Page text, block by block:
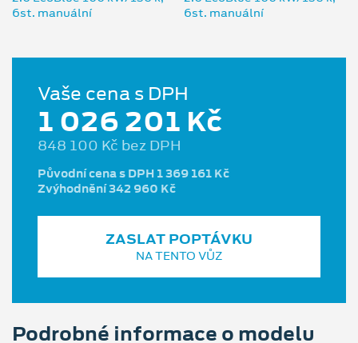
Vaše cena s DPH
1 026 201 Kč
848 100 Kč bez DPH
Původní cena s DPH 1 369 161 Kč
Zvýhodnění 342 960 Kč
ZASLAT POPTÁVKU
NA TENTO VŮZ
Podrobné informace o modelu